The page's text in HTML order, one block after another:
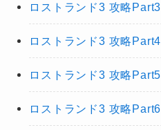
ロストランド3 攻略Part3
ロストランド3 攻略Part4
ロストランド3 攻略Part5
ロストランド3 攻略Part6